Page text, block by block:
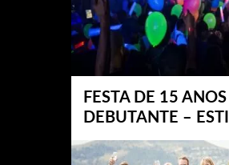
FESTA DE 15 ANOS
DEBUTANTE –